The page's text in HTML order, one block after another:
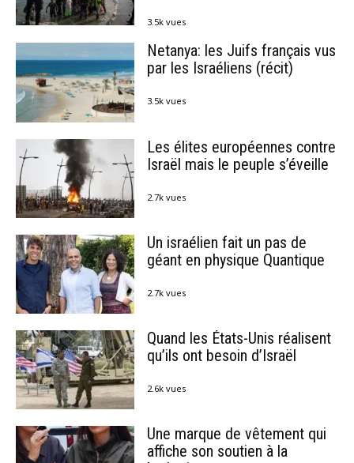
3.5k vues
Netanya: les Juifs français vus
par les Israéliens (récit)
3.5k vues
Les élites européennes contre
Israël mais le peuple s’éveille
2.7k vues
Un israélien fait un pas de
géant en physique Quantique
2.7k vues
Quand les États-Unis réalisent
qu’ils ont besoin d’Israël
2.6k vues
Une marque de vêtement qui
affiche son soutien à la